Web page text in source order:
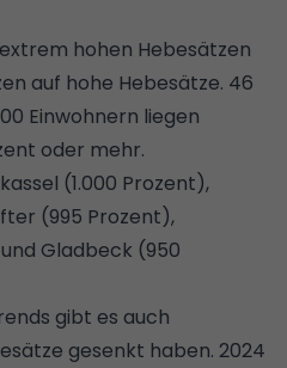
hohen Hebesätzen
auf hohe Hebesätze. 46
Einwohnern liegen
oder mehr.
(1.000 Prozent),
(995 Prozent),
Gladbeck (950
gibt es auch
gesenkt haben. 2024